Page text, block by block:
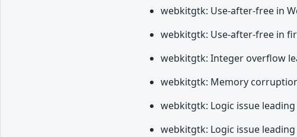
webkitgtk: Use-after-free in
webkitgtk: Use-after-free in
webkitgtk: Integer overflow
webkitgtk: Memory
webkitgtk: Logic issue
webkitgtk: Logic issue